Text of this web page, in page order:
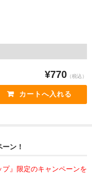
¥770 （税込）
ン！
プ』限定のキャンペーンを